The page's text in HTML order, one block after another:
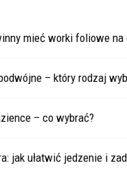
mieć worki foliowe na
– który rodzaj
– co wybrać?
jak ułatwić jedzenie i